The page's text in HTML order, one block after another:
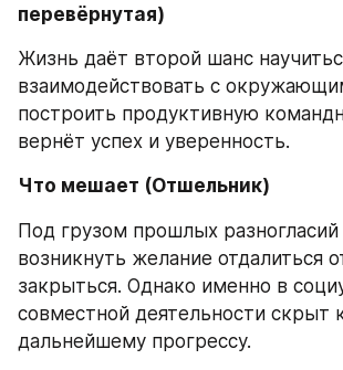
перевёрнутая)
Жизнь даёт второй шанс
взаимодействовать с
построить продуктивную
вернёт успех и уверенность.
Что мешает (Отшельник)
Под грузом прошлых разногласий
возникнуть желание отдалиться
закрыться. Однако именно в
совместной деятельности скрыт
дальнейшему прогрессу.